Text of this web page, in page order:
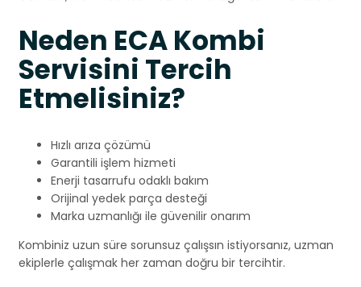
Neden ECA Kombi
Servisini Tercih
Etmelisiniz?
Hızlı arıza çözümü
Garantili işlem hizmeti
Enerji tasarrufu odaklı bakım
Orijinal yedek parça desteği
Marka uzmanlığı ile güvenilir onarım
Kombiniz uzun süre sorunsuz çalışsın istiyorsanız, uzman
ekiplerle çalışmak her zaman doğru bir tercihtir.